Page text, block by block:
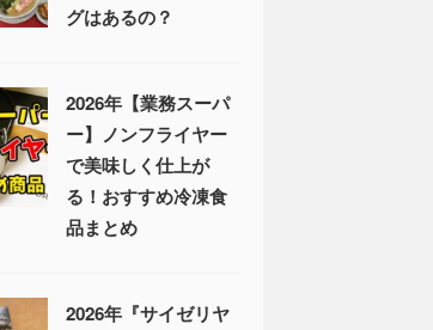
グはあるの？
2026年【業務スーパ
ー】ノンフライヤー
で美味しく仕上が
る！おすすめ冷凍食
品まとめ
2026年『サイゼリヤ